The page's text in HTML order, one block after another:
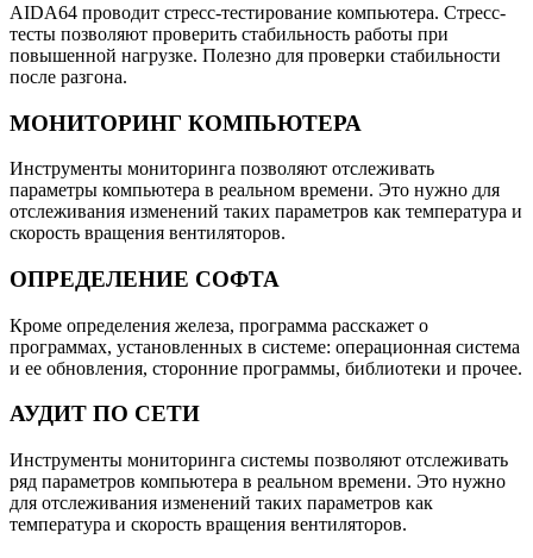
AIDA64 проводит стресс-тестирование компьютера. Стресс-
тесты позволяют проверить стабильность работы при
повышенной нагрузке. Полезно для проверки стабильности
после разгона.
МОНИТОРИНГ КОМПЬЮТЕРА
Инструменты мониторинга позволяют отслеживать
параметры компьютера в реальном времени. Это нужно для
отслеживания изменений таких параметров как температура и
скорость вращения вентиляторов.
ОПРЕДЕЛЕНИЕ СОФТА
Кроме определения железа, программа расскажет о
программах, установленных в системе: операционная система
и ее обновления, сторонние программы, библиотеки и прочее.
АУДИТ ПО СЕТИ
Инструменты мониторинга системы позволяют отслеживать
ряд параметров компьютера в реальном времени. Это нужно
для отслеживания изменений таких параметров как
температура и скорость вращения вентиляторов.